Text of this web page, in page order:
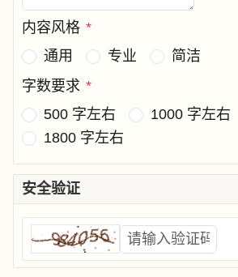
内容风格 *
通用
专业
简洁
字数要求 *
500 字左右
1000 字左右
1800 字左右
安全验证